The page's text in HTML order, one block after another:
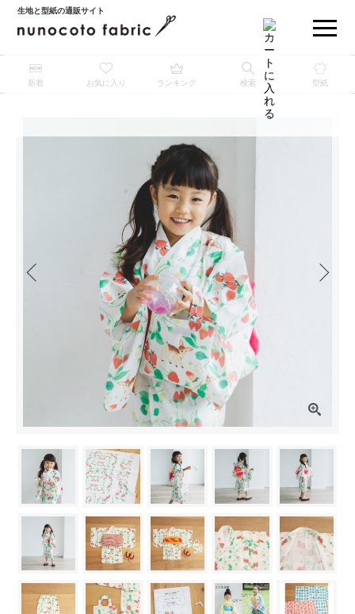
生地と型紙の通販サイト
新着 お気に入り ランキング 検索 型紙